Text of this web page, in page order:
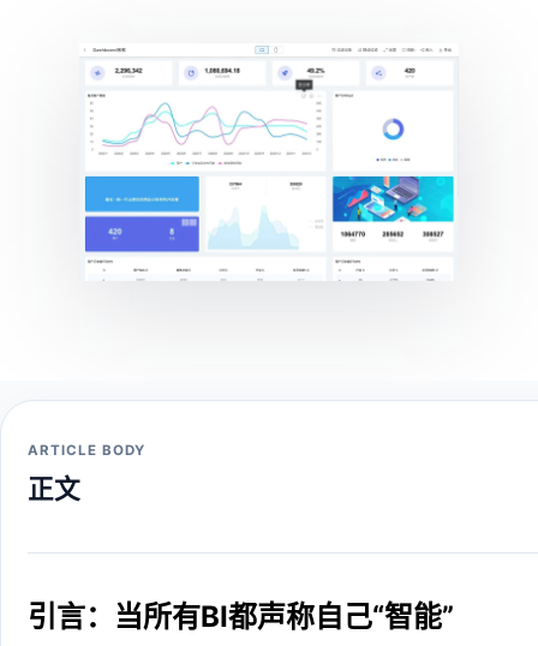
ARTICLE BODY
正文
引言：当所有BI都声称自己“智能”